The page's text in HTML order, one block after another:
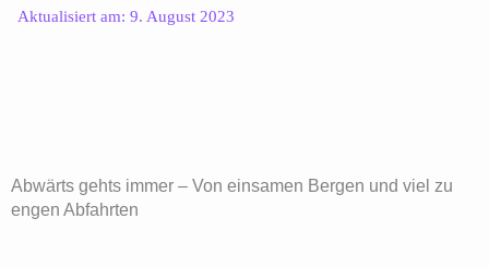
Aktualisiert am: 9. August 2023
Abwärts gehts immer – Von einsamen Bergen und viel zu
engen Abfahrten